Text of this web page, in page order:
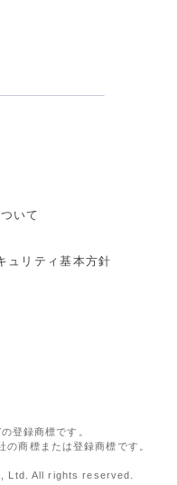
いて
ュリティ基本方針
登録商標です。
商標または登録商標です。
Ltd. All rights reserved.